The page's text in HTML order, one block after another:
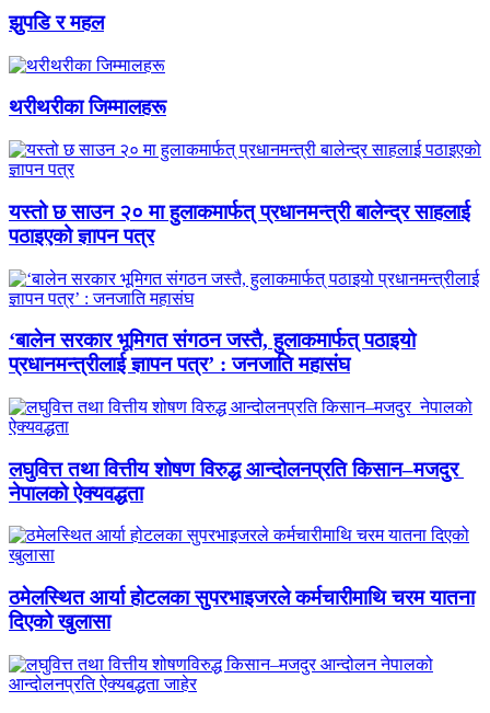
झुपडि र महल
थरीथरीका जिम्मालहरू
यस्तो छ साउन २० मा हुलाकमार्फत् प्रधानमन्त्री बालेन्द्र साहलाई
पठाइएको ज्ञापन पत्र
‘बालेन सरकार भूमिगत संगठन जस्तै, हुलाकमार्फत् पठाइयो
प्रधानमन्त्रीलाई ज्ञापन पत्र’ : जनजाति महासंघ
लघुवित्त तथा वित्तीय शोषण विरुद्ध आन्दोलनप्रति किसान–मजदुर
नेपालको ऐक्यवद्धता
ठमेलस्थित आर्या होटलका सुपरभाइजरले कर्मचारीमाथि चरम यातना
दिएको खुलासा